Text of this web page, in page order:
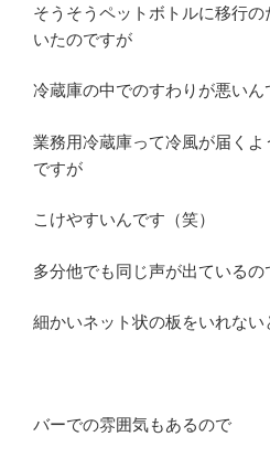
そうそうペットボトルに移行
いたのですが
冷蔵庫の中でのすわりが悪いん
業務用冷蔵庫って冷風が届く
ですが
こけやすいんです（笑）
多分他でも同じ声が出ている
細かいネット状の板をいれない
バーでの雰囲気もあるので